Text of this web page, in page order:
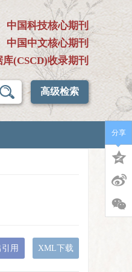
中国科技核心期刊
中国中文核心期刊
(CSCD)收录期刊
高级检索
用 XML下载
分享